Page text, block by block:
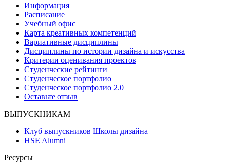
Информация
Расписание
Учебный офис
Карта креативных компетенций
Вариативные дисциплины
Дисциплины по истории дизайна и искусства
Критерии оценивания проектов
Студенческие рейтинги
Студенческое портфолио
Студенческое портфолио 2.0
Оставьте отзыв
ВЫПУСКНИКАМ
Клуб выпускников Школы дизайна
HSE Alumni
Ресурсы